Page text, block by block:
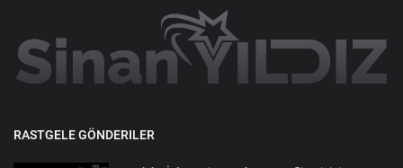
RASTGELE GÖNDERILER